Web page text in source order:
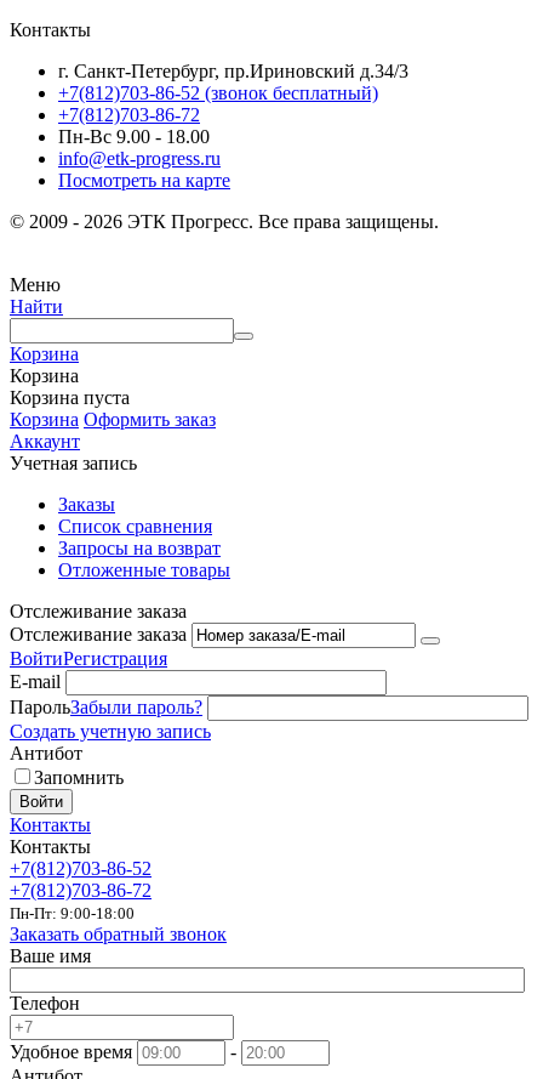
Контакты
г. Санкт-Петербург, пр.Ириновский д.34/3
+7(812)703-86-52 (звонок бесплатный)
+7(812)703-86-72
Пн-Вс 9.00 - 18.00
info@etk-progress.ru
Посмотреть на карте
© 2009 - 2026 ЭТК Прогресс. Все права защищены.
Меню
Найти
Корзина
Корзина
Корзина пуста
Корзина Оформить заказ
Аккаунт
Учетная запись
Заказы
Список сравнения
Запросы на возврат
Отложенные товары
Отслеживание заказа
Отслеживание заказа
ВойтиРегистрация
E-mail
ПарольЗабыли пароль?
Создать учетную запись
Антибот
Запомнить
Войти
Контакты
Контакты
+7(812)703-86-52
+7(812)703-86-72
Пн-Пт: 9:00-18:00
Заказать обратный звонок
Ваше имя
Телефон
Удобное время
-